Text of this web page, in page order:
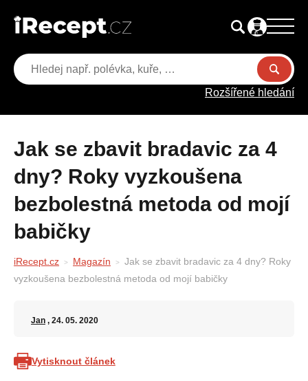
Rozšířené hledání
Jak se zbavit bradavic za 4
dny? Roky vyzkoušena
bezbolestná metoda od mojí
babičky
iRecept.cz Magazín
Jak se zbavit bradavic za 4 dny? Roky
vyzkoušena bezbolestná metoda od mojí babičky
Jan , 24. 05. 2020
Vytisknout článek